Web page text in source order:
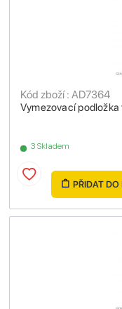
Vymezovací
Kód zboží : AD7364
3 Skladem
PŘIDAT DO